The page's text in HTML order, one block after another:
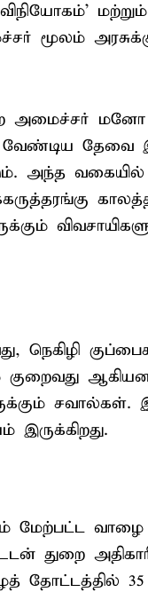
மூலம்
அமைச்சர்
வேண்டிய தேவை
அந்த
நெகிழி
குறைவது
சவால்கள்.
மேற்பட்ட
துறை
தோட்டத்தில்